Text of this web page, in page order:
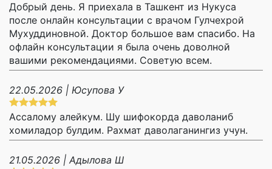
Добрый день. Я приехала в Ташкент из Нукуса
после онлайн консультации с врачом Гулчехрой
Мухуддиновной. Доктор большое вам спасибо. На
офлайн консультации я была очень доволной
вашими рекомендациями. Советую всем.
22.05.2026 | Юсупова У
Ассалому алейкум. Шу шифокорда даволаниб
хомиладор булдим. Рахмат даволаганингиз учун.
21.05.2026 | Адылова Ш